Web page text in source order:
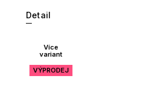
Detail
Více
variant
VÝPRODEJ